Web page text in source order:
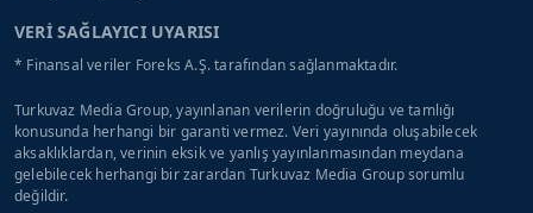
VERİ SAĞLAYICI UYARISI
* Finansal veriler Foreks A.Ş. tarafından sağlanmaktadır.
Turkuvaz Media Group, yayınlanan verilerin doğruluğu ve tamlığı
konusunda herhangi bir garanti vermez. Veri yayınında oluşabilecek
aksaklıklardan, verinin eksik ve yanlış yayınlanmasından meydana
gelebilecek herhangi bir zarardan Turkuvaz Media Group sorumlu
değildir.